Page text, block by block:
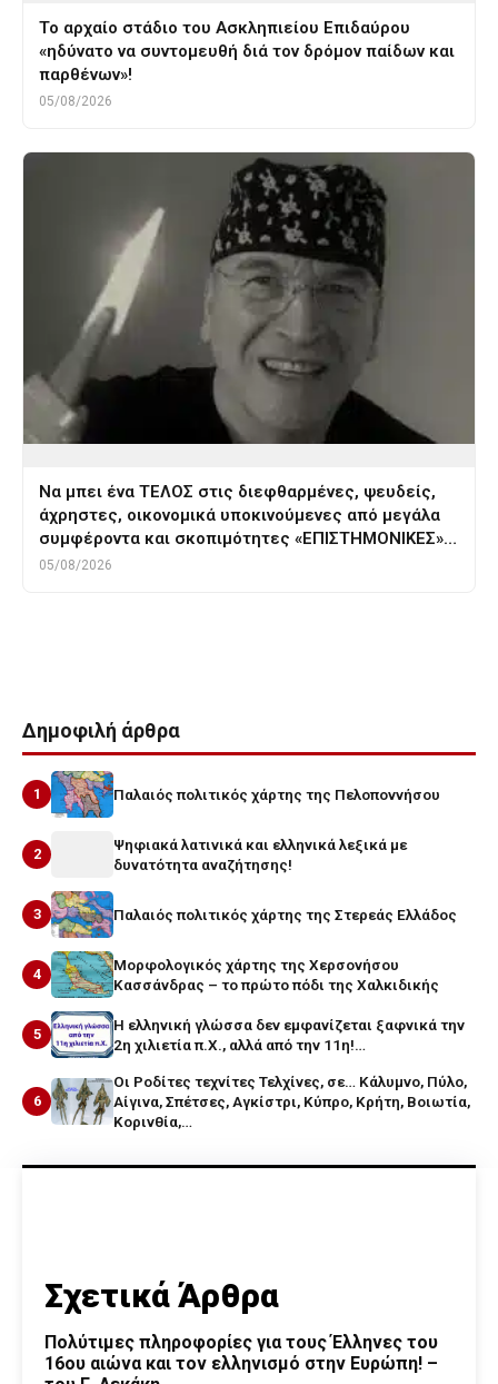
Το αρχαίο στάδιο του Ασκληπιείου Επιδαύρου
«ηδύνατο να συντομευθή διά τον δρόμον παίδων και
παρθένων»!
05/08/2026
Να μπει ένα ΤΕΛΟΣ στις διεφθαρμένες, ψευδείς,
άχρηστες, οικονομικά υποκινούμενες από μεγάλα
συμφέροντα και σκοπιμότητες «ΕΠΙΣΤΗΜΟΝΙΚΕΣ»…
05/08/2026
Δημοφιλή άρθρα
1 Παλαιός πολιτικός χάρτης της Πελοποννήσου
2
Ψηφιακά λατινικά και ελληνικά λεξικά με
δυνατότητα αναζήτησης!
3 Παλαιός πολιτικός χάρτης της Στερεάς Ελλάδος
4
Μορφολογικός χάρτης της Χερσονήσου
Κασσάνδρας – το πρώτο πόδι της Χαλκιδικής
5
Η ελληνική γλώσσα δεν εμφανίζεται ξαφνικά την
2η χιλιετία π.Χ., αλλά από την 11η!…
6
Οι Ροδίτες τεχνίτες Τελχίνες, σε… Κάλυμνο, Πύλο,
Αίγινα, Σπέτσες, Αγκίστρι, Κύπρο, Κρήτη, Βοιωτία,
Κορινθία,…
Σχετικά Άρθρα
Πολύτιμες πληροφορίες για τους Έλληνες του
16ου αιώνα και τον ελληνισμό στην Ευρώπη! –